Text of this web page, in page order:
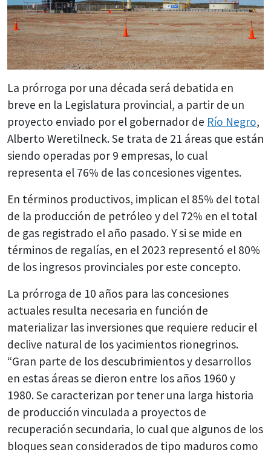
La prórroga por una década será debatida en
breve en la Legislatura provincial, a partir de un
proyecto enviado por el gobernador de Río Negro,
Alberto Weretilneck. Se trata de 21 áreas que están
siendo operadas por 9 empresas, lo cual
representa el 76% de las concesiones vigentes.
En términos productivos, implican el 85% del total
de la producción de petróleo y del 72% en el total
de gas registrado el año pasado. Y si se mide en
términos de regalías, en el 2023 representó el 80%
de los ingresos provinciales por este concepto.
La prórroga de 10 años para las concesiones
actuales resulta necesaria en función de
materializar las inversiones que requiere reducir el
declive natural de los yacimientos rionegrinos.
“Gran parte de los descubrimientos y desarrollos
en estas áreas se dieron entre los años 1960 y
1980. Se caracterizan por tener una larga historia
de producción vinculada a proyectos de
recuperación secundaria, lo cual que algunos de los
bloques sean considerados de tipo maduros como